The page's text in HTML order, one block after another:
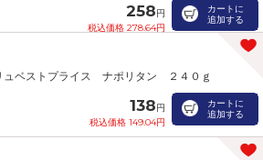
258円
税込価格 278.64円
カートに
追加する
ュベストプライス ナポリタン ２４０ｇ
138円
税込価格 149.04円
カートに
追加する